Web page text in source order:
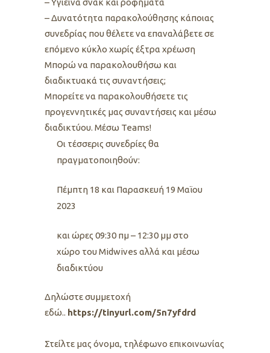
– Δυνατότητα παρακολούθησης κάποιας
συνεδρίας που θέλετε να επαναλάβετε σε
επόμενο κύκλο χωρίς έξτρα χρέωση
Μπορώ να παρακολουθήσω και
διαδικτυακά τις συναντήσεις;
Μπορείτε να παρακολουθήσετε τις
προγεννητικές μας συναντήσεις και μέσω
διαδικτύου. Μέσω Teams!
Οι τέσσερις συνεδρίες θα
πραγματοποιηθούν:
Πέμπτη 18 και Παρασκευή 19 Μαϊου
2023
και ώρες 09:30 πμ – 12:30 μμ στο
χώρο του Midwives αλλά και μέσω
διαδικτύου
Δηλώστε συμμετοχή
εδώ.. https://tinyurl.com/5n7yfdrd
Στείλτε μας όνομα, τηλέφωνο επικοινωνίας